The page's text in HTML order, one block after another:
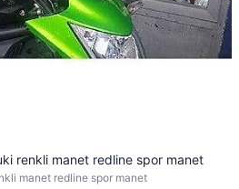
renkli manet redline spor manet
manet redline spor manet